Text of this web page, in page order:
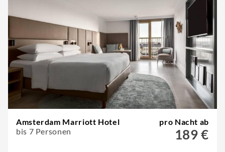
Amsterdam Marriott Hotel
bis 7 Personen
pro Nacht ab
189 €